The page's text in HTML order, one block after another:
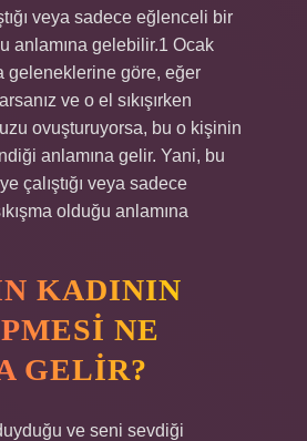
veya sadece eğlenceli bir
anlamına gelebilir.1 Ocak
geleneklerine göre, eğer
ve o el sıkışırken
ovuşturuyorsa, bu o kişinin
anlamına gelir. Yani, bu
çalıştığı veya sadece
olduğu anlamına
KADININ
NE
GELIR?
ve seni sevdiği